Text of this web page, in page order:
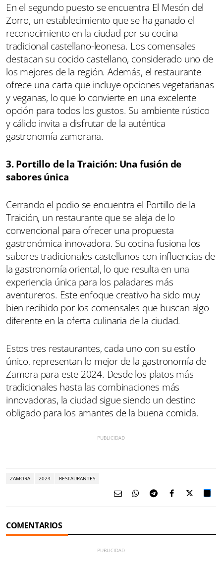
En el segundo puesto se encuentra El Mesón del
Zorro, un establecimiento que se ha ganado el
reconocimiento en la ciudad por su cocina
tradicional castellano-leonesa. Los comensales
destacan su cocido castellano, considerado uno de
los mejores de la región. Además, el restaurante
ofrece una carta que incluye opciones vegetarianas
y veganas, lo que lo convierte en una excelente
opción para todos los gustos. Su ambiente rústico
y cálido invita a disfrutar de la auténtica
gastronomía zamorana.
3. Portillo de la Traición: Una fusión de
sabores única
Cerrando el podio se encuentra el Portillo de la
Traición, un restaurante que se aleja de lo
convencional para ofrecer una propuesta
gastronómica innovadora. Su cocina fusiona los
sabores tradicionales castellanos con influencias de
la gastronomía oriental, lo que resulta en una
experiencia única para los paladares más
aventureros. Este enfoque creativo ha sido muy
bien recibido por los comensales que buscan algo
diferente en la oferta culinaria de la ciudad.
Estos tres restaurantes, cada uno con su estilo
único, representan lo mejor de la gastronomía de
Zamora para este 2024. Desde los platos más
tradicionales hasta las combinaciones más
innovadoras, la ciudad sigue siendo un destino
obligado para los amantes de la buena comida.
ZAMORA 2024 RESTAURANTES
COMENTARIOS